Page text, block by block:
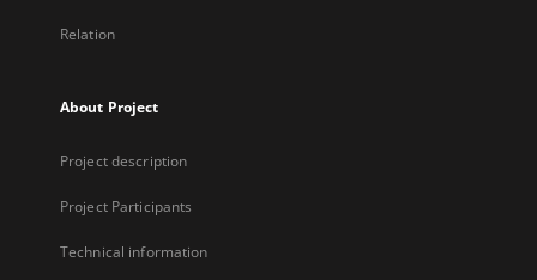
Relation
About Project
Project description
Project Participants
Technical information